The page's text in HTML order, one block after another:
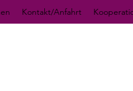
Kontakt/Anfahrt